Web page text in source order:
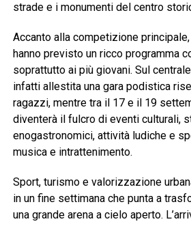
strade e i monumenti del centro
Accanto alla competizione
hanno previsto un ricco programma
soprattutto ai più giovani. Sul
infatti allestita una gara podistica
ragazzi, mentre tra il 17 e il 19
diventerà il fulcro di eventi culturali,
enogastronomici, attività ludiche e
musica e intrattenimento.
Sport, turismo e valorizzazione
in un fine settimana che punta a
una grande arena a cielo aperto.